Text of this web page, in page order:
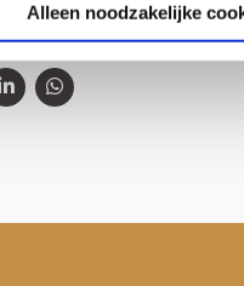
Alleen noodzakelijke
publicatie op: